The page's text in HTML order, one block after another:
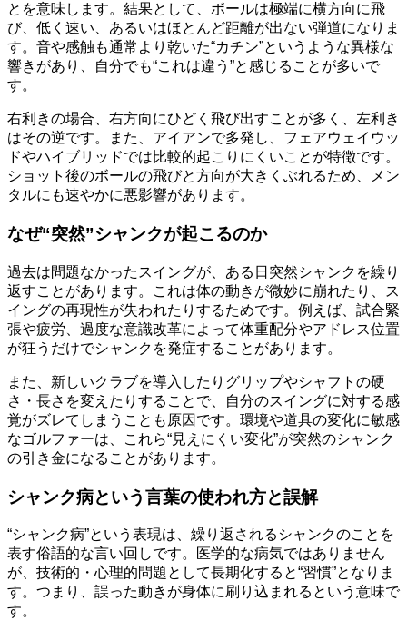
とを意味します。結果として、ボールは極端に横方向に飛
び、低く速い、あるいはほとんど距離が出ない弾道になりま
す。音や感触も通常より乾いた“カチン”というような異様な
響きがあり、自分でも“これは違う”と感じることが多いで
す。
右利きの場合、右方向にひどく飛び出すことが多く、左利き
はその逆です。また、アイアンで多発し、フェアウェイウッ
ドやハイブリッドでは比較的起こりにくいことが特徴です。
ショット後のボールの飛びと方向が大きくぶれるため、メン
タルにも速やかに悪影響があります。
なぜ“突然”シャンクが起こるのか
過去は問題なかったスイングが、ある日突然シャンクを繰り
返すことがあります。これは体の動きが微妙に崩れたり、ス
イングの再現性が失われたりするためです。例えば、試合緊
張や疲労、過度な意識改革によって体重配分やアドレス位置
が狂うだけでシャンクを発症することがあります。
また、新しいクラブを導入したりグリップやシャフトの硬
さ・長さを変えたりすることで、自分のスイングに対する感
覚がズレてしまうことも原因です。環境や道具の変化に敏感
なゴルファーは、これら“見えにくい変化”が突然のシャンク
の引き金になることがあります。
シャンク病という言葉の使われ方と誤解
“シャンク病”という表現は、繰り返されるシャンクのことを
表す俗語的な言い回しです。医学的な病気ではありません
が、技術的・心理的問題として長期化すると“習慣”となりま
す。つまり、誤った動きが身体に刷り込まれるという意味で
す。